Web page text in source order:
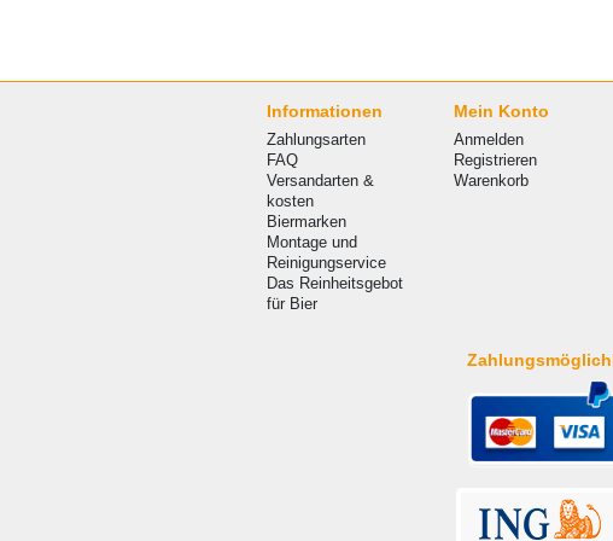
Informationen
Zahlungsarten
FAQ
Versandarten &
kosten
Biermarken
Montage und
Reinigungservice
Das Reinheitsgebot
für Bier
Mein Konto
Anmelden
Registrieren
Warenkorb